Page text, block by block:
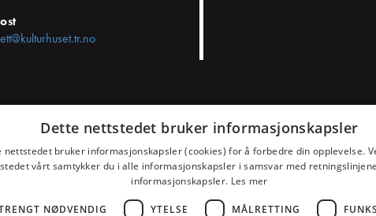
samtykket
Dette nettstedet bruker informasjonskapsler
nettstedet bruker informasjonskapsler (cookies) for å forbedre din opplevelse.
vårt samtykker du i alle informasjonskapsler i samsvar med
informasjonskapsler. Les mer
NØDVENDIG YTELSE MÅLRETTING